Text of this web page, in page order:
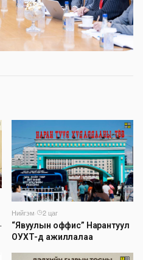
Нийгэм·
2 цаг
“Явуулын оффис” Нарантуул
ОУХТ-д ажиллалаа